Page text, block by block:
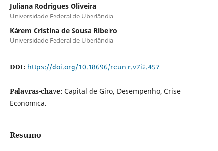
Juliana Rodrigues Oliveira
Universidade Federal de Uberlândia
Kárem Cristina de Sousa Ribeiro
Universidade Federal de Uberlândia
DOI: https://doi.org/10.18696/reunir.v7i2.457
Palavras-chave: Capital de Giro, Desempenho, Crise
Econômica.
Resumo